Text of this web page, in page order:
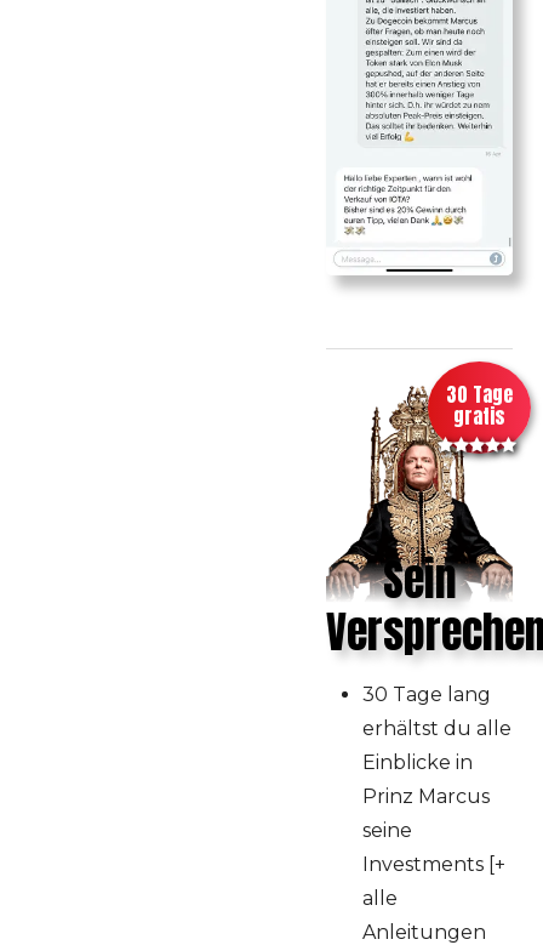
30 Tage
gratis
Sein
30 Tage lang
erhältst du alle
Einblicke in
Prinz Marcus
seine
Investments [+
alle
Anleitungen